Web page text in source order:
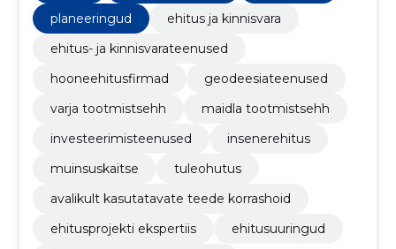
planeeringud
ehitus ja kinnisvara
ehitus- ja kinnisvarateenused
hooneehitusfirmad
geodeesiateenused
varja tootmistsehh
maidla tootmistsehh
investeerimisteenused
insenerehitus
muinsuskaitse
tuleohutus
avalikult kasutatavate teede korrashoid
ehitusprojekti ekspertiis
ehitusuuringud